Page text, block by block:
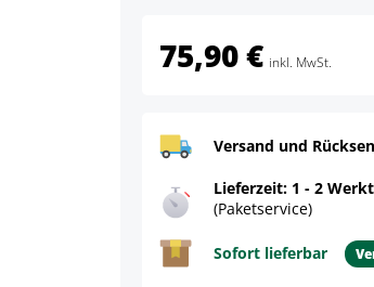
75,90 € inkl. MwSt.
Versand und
Lieferzeit: 1 - 2
(Paketservice)
Sofort lieferbar